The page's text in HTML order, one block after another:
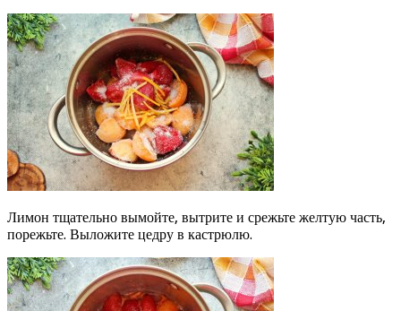
Лимон тщательно вымойте, вытрите и срежьте желтую часть,
порежьте. Выложите цедру в кастрюлю.